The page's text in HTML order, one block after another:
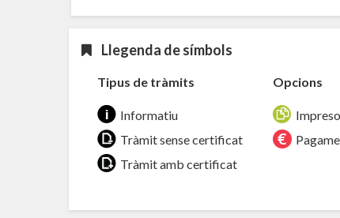
Llegenda de símbols
Tipus de tràmits
Informatiu
Tràmit sense certificat
Tràmit amb certificat
Opcions